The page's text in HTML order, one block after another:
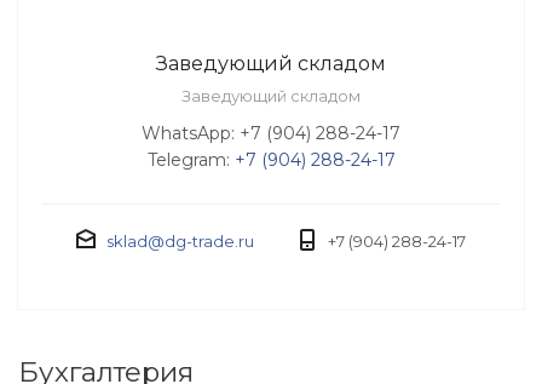
Заведующий складом
Заведующий складом
WhatsApp: +7 (904) 288-24-17
Telegram: +7 (904) 288-24-17
sklad@dg-trade.ru +7 (904) 288-24-17
Бухгалтерия